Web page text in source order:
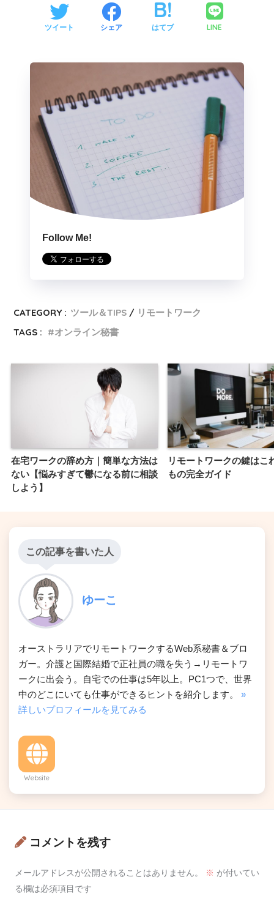
ツイート シェア はてブ LINE
Follow Me!
CATEGORY : ツール＆TIPS
リモートワーク
TAGS :
オンライン秘書
在宅ワークの辞め方｜簡単な方法は
ない【悩みすぎて鬱になる前に相談
しよう】
リモートワークの鍵はこ
もの完全ガイド
この記事を書いた人
ゆーこ
オーストラリアでリモートワークするWeb系秘書＆ブロ
ガー。介護と国際結婚で正社員の職を失う→リモートワ
ークに出会う。自宅での仕事は5年以上。PC1つで、世界
中のどこにいても仕事ができるヒントを紹介します。 »
詳しいプロフィールを見てみる
Website
コメントを残す
メールアドレスが公開されることはありません。 ※ が付いてい
る欄は必須項目です